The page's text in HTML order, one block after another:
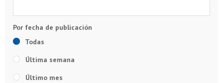
Todas
Última semana
Último mes